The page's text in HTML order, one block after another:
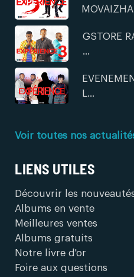
GSTORE
...
L...
Voir toutes nos
LIENS UTILES
Découvrir les
Albums en vente
Meilleures ventes
Albums gratuits
Notre livre d'or
Foire aux questions